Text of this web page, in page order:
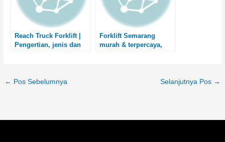
Reach Truck Forklift |
Pengertian, jenis dan
Forklift Semarang
murah & terpercaya,
← Pos Sebelumnya Selanjutnya Pos →